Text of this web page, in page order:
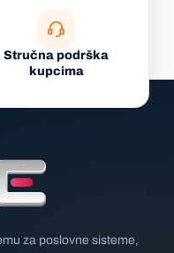
Stručna podrška
kupcima
za poslovne sisteme,